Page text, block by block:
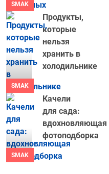
SMAK
SMAK
Продукты,
которые
нельзя
хранить в
холодильнике
SMAK
Качели
для сада:
вдохновляющая
фотоподборка